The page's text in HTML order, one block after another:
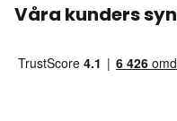
Våra kunders syn